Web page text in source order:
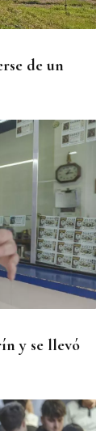
de un
y se llevó